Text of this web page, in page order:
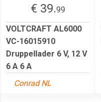
€ 39.99
VOLTCRAFT AL6000
VC-16015910
Druppellader 6 V, 12 V
6 A 6 A
Conrad NL